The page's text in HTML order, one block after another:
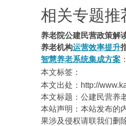
相关专题推
养老院公建民营政策解
养老机构运营效率提升
智慧养老系统集成方案
本文标签：
本文出处：http://
本文标题：公建民营养
本站声明：本站发布的
果涉及侵权请联我们删除